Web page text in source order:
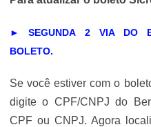
► SEGUNDA 2 VIA DO
BOLETO.
Se você estiver com o
digite o CPF/CNPJ do
CPF ou CNPJ. Agora